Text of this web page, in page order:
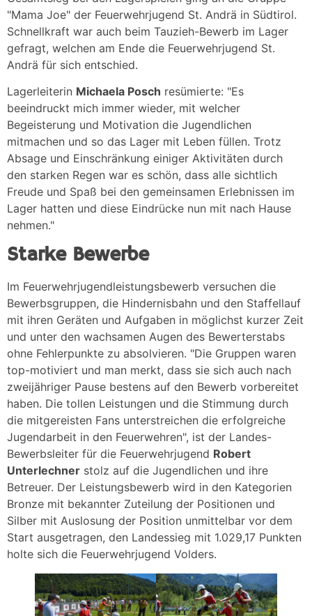
"Mama Joe" der Feuerwehrjugend St. Andrä in Südtirol.
Schnellkraft war auch beim Tauzieh-Bewerb im Lager
gefragt, welchen am Ende die Feuerwehrjugend St.
Andrä für sich entschied.
Lagerleiterin Michaela Posch resümierte: "Es
beeindruckt mich immer wieder, mit welcher
Begeisterung und Motivation die Jugendlichen
mitmachen und so das Lager mit Leben füllen. Trotz
Absage und Einschränkung einiger Aktivitäten durch
den starken Regen war es schön, dass alle sichtlich
Freude und Spaß bei den gemeinsamen Erlebnissen im
Lager hatten und diese Eindrücke nun mit nach Hause
nehmen."
Starke Bewerbe
Im Feuerwehrjugendleistungsbewerb versuchen die
Bewerbsgruppen, die Hindernisbahn und den Staffellauf
mit ihren Geräten und Aufgaben in möglichst kurzer Zeit
und unter den wachsamen Augen des Bewerterstabs
ohne Fehlerpunkte zu absolvieren. "Die Gruppen waren
top-motiviert und man merkt, dass sie sich auch nach
zweijähriger Pause bestens auf den Bewerb vorbereitet
haben. Die tollen Leistungen und die Stimmung durch
die mitgereisten Fans unterstreichen die erfolgreiche
Jugendarbeit in den Feuerwehren", ist der Landes-
Bewerbsleiter für die Feuerwehrjugend Robert
Unterlechner stolz auf die Jugendlichen und ihre
Betreuer. Der Leistungsbewerb wird in den Kategorien
Bronze mit bekannter Zuteilung der Positionen und
Silber mit Auslosung der Position unmittelbar vor dem
Start ausgetragen, den Landessieg mit 1.029,17 Punkten
holte sich die Feuerwehrjugend Volders.